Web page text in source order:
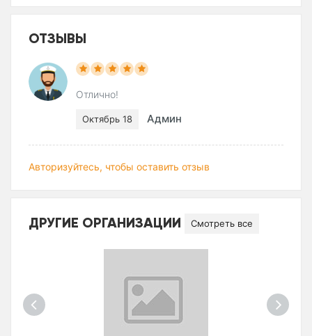
ОТЗЫВЫ
Отлично!
Октябрь 18 Админ
Авторизуйтесь, чтобы оставить отзыв
ДРУГИЕ ОРГАНИЗАЦИИ Смотреть все